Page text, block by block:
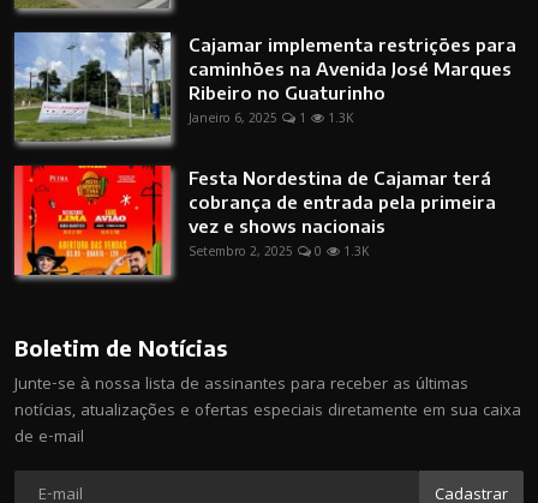
Cajamar implementa restrições para
caminhões na Avenida José Marques
Ribeiro no Guaturinho
Janeiro 6, 2025
1 1.3K
Festa Nordestina de Cajamar terá
cobrança de entrada pela primeira
vez e shows nacionais
Setembro 2, 2025
0 1.3K
Boletim de Notícias
Junte-se à nossa lista de assinantes para receber as últimas
notícias, atualizações e ofertas especiais diretamente em sua caixa
de e-mail
Cadastrar